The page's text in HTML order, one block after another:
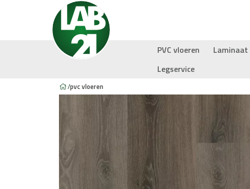
PVC vloeren Laminaat
Legservice
/pvc vloeren